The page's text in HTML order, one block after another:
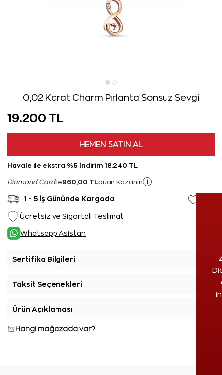
0,02 Karat Charm Pırlanta Sonsuz Sevgi
19.200 TL
HEMEN SATIN AL
Havale ile ekstra %5 İndirim 18.240 TL
Diamond Cardile960,00 TL puan kazanın i
1 - 5 İş Gününde Kargoda
Ücretsiz ve Sigortalı Teslimat
Whatsapp Asistan
Sertifika Bilgileri
Taksit Seçenekleri
Ürün Açıklaması
Hangi mağazada var?